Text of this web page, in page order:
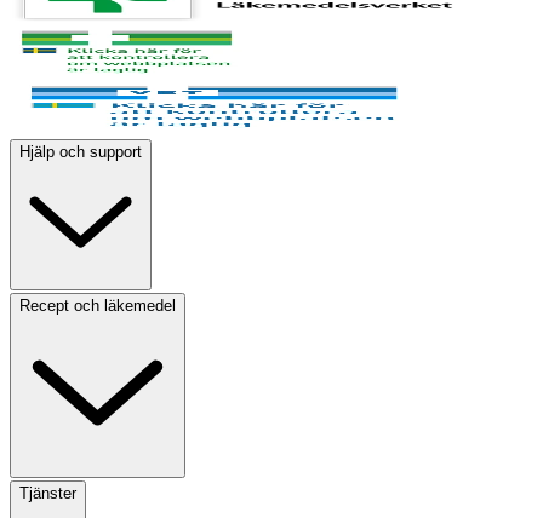
Hjälp och support
Recept och läkemedel
Tjänster